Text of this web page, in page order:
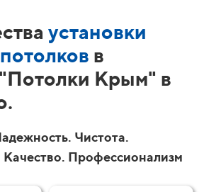
установки
в
Крым" в
Чистота.
Качество. Профессионализм